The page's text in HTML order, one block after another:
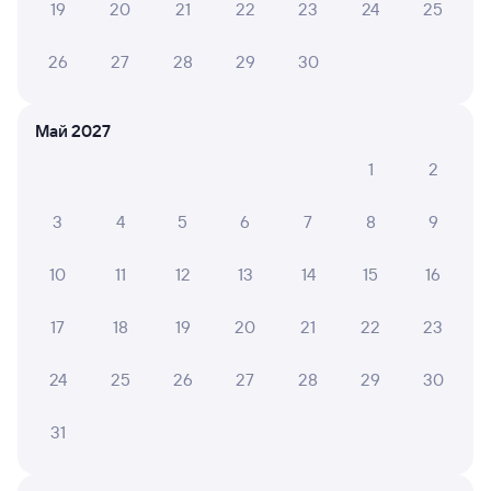
Оформление без регистрации на сайте
Что нужно, чтобы сесть в поезд?
Как вернуть билет?
Что делать, если ошибся при вводе данных
пассажира?
Как перевезти животное в поезде?
бухгалтерии?
Что делать, если оплата не проходит?
19 20 21 22 23 24 25
26 27 28 29 30
Май 2027
1
2
3 4 5 6 7 8 9
10 11 12 13 14 15 16
17 18 19 20 21 22 23
24 25 26 27 28 29 30
31